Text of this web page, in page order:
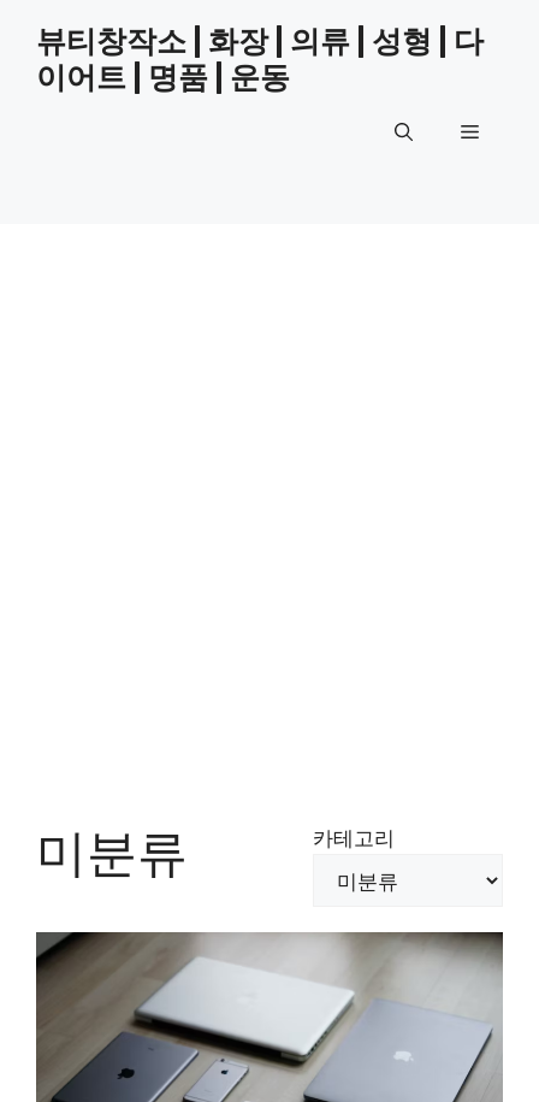
content
뷰티창작소 | 화장 | 의류 | 성형 | 다
이어트 | 명품 | 운동
Menu
미분류 카테고리